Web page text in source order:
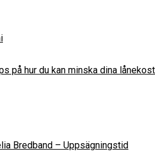
på hur du kan minska dina
Bredband – Uppsägningstid